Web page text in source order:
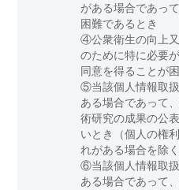
がある場合であっ
困難であるとき
④公衆衛生の向上
のために特に必要
同意を得ることが
⑤当該個人情報取
ある場合であって
術研究の成果の公
いとき（個人の権
れがある場合を除く
⑥当該個人情報取
ある場合であって